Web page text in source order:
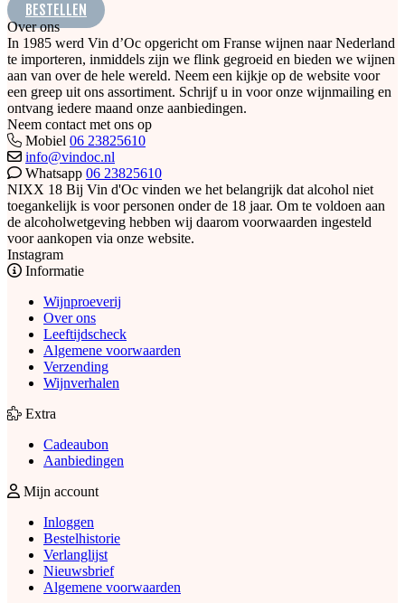
BESTELLEN
Over ons
In 1985 werd Vin d’Oc opgericht om Franse wijnen naar Nederland
te importeren, inmiddels zijn we flink gegroeid en bieden we wijnen
aan van over de hele wereld. Neem een kijkje op de website voor
een greep uit ons assortiment. Schrijf u in voor onze wijnmailing en
ontvang iedere maand onze aanbiedingen.
Neem contact met ons op
Mobiel 06 23825610
info@vindoc.nl
Whatsapp 06 23825610
NIXX 18 Bij Vin d'Oc vinden we het belangrijk dat alcohol niet
toegankelijk is voor personen onder de 18 jaar. Om te voldoen aan
de alcoholwetgeving hebben wij daarom voorwaarden ingesteld
voor aankopen via onze website.
Instagram
Informatie
Wijnproeverij
Over ons
Leeftijdscheck
Algemene voorwaarden
Verzending
Wijnverhalen
Extra
Cadeaubon
Aanbiedingen
Mijn account
Inloggen
Bestelhistorie
Verlanglijst
Nieuwsbrief
Algemene voorwaarden